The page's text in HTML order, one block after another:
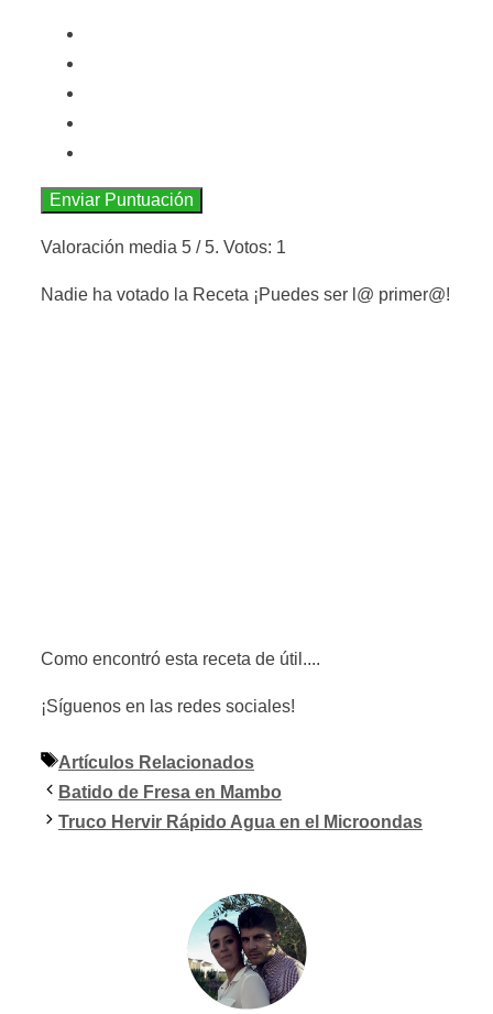
Enviar Puntuación
Valoración media 5 / 5. Votos: 1
Nadie ha votado la Receta ¡Puedes ser l@ primer@!
Como encontró esta receta de útil....
¡Síguenos en las redes sociales!
Etiquetas
Artículos Relacionados
Batido de Fresa en Mambo
Truco Hervir Rápido Agua en el Microondas